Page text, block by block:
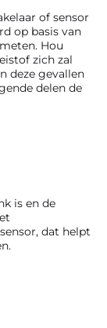
of sensor
op basis van
Hou
zich zal
deze gevallen
delen de
is en de
dat helpt